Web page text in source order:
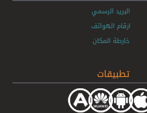
البريد الرسمي
ارقام الهواتف
خارطة المكان
تطبيقات